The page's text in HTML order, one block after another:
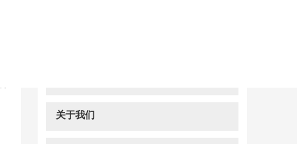
关于我们